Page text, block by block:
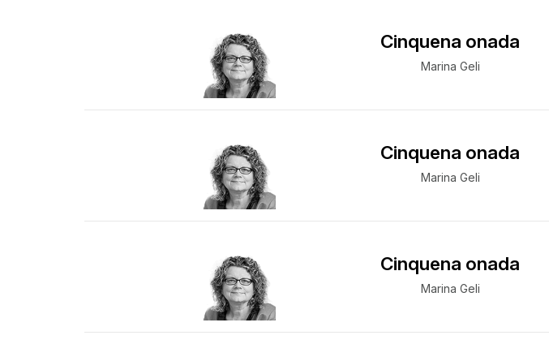
Cinquena onada
Marina Geli
Cinquena onada
Marina Geli
Cinquena onada
Marina Geli